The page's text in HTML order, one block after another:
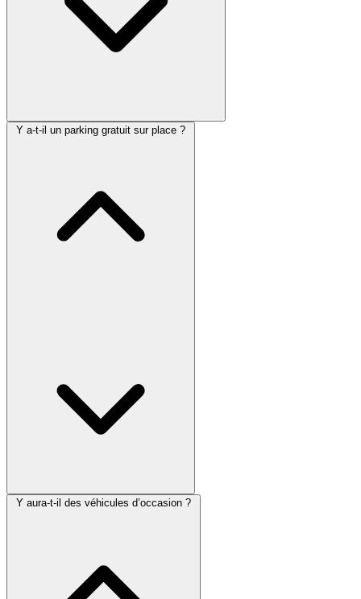
Y a-t-il un parking gratuit sur place ?
Y aura-t-il des véhicules d’occasion ?